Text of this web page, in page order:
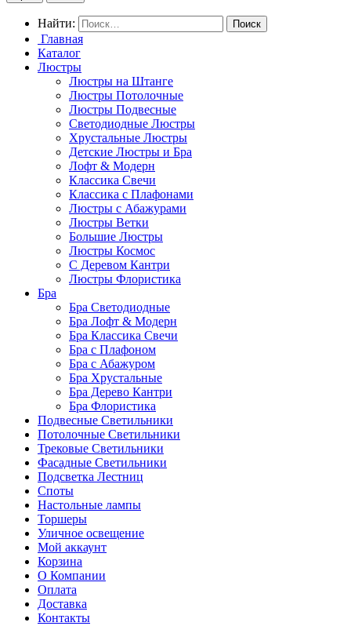
Найти:
Главная
Каталог
Люстры
Люстры на Штанге
Люстры Потолочные
Люстры Подвесные
Светодиодные Люстры
Хрустальные Люстры
Детские Люстры и Бра
Лофт & Модерн
Классика Свечи
Классика с Плафонами
Люстры с Абажурами
Люстры Ветки
Большие Люстры
Люстры Космос
С Деревом Кантри
Люстры Флористика
Бра
Бра Светодиодные
Бра Лофт & Модерн
Бра Классика Свечи
Бра с Плафоном
Бра с Абажуром
Бра Хрустальные
Бра Дерево Кантри
Бра Флористика
Подвесные Светильники
Потолочные Светильники
Трековые Светильники
Фасадные Светильники
Подсветка Лестниц
Споты
Настольные лампы
Торшеры
Уличное освещение
Мой аккаунт
Корзина
О Компании
Оплата
Доставка
Контакты